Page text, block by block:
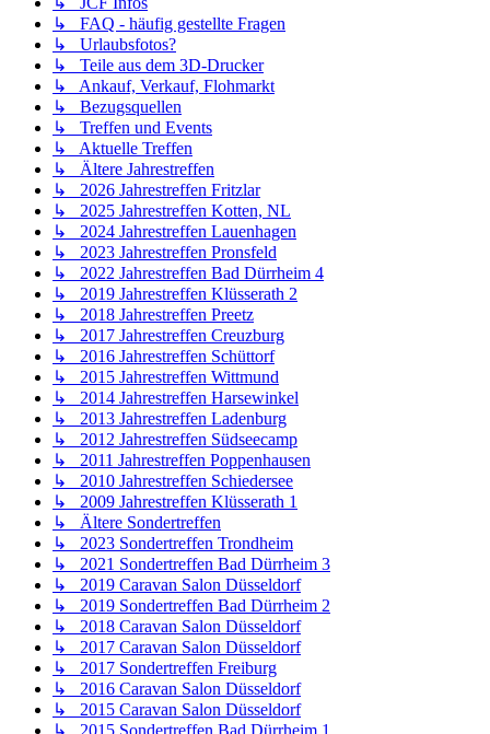
↳ FAQ - häufig gestellte Fragen
↳ Urlaubsfotos?
↳ Teile aus dem 3D-Drucker
↳ Ankauf, Verkauf, Flohmarkt
↳ Bezugsquellen
↳ Treffen und Events
↳ Aktuelle Treffen
↳ Ältere Jahrestreffen
↳ 2026 Jahrestreffen Fritzlar
↳ 2025 Jahrestreffen Kotten, NL
↳ 2024 Jahrestreffen Lauenhagen
↳ 2023 Jahrestreffen Pronsfeld
↳ 2022 Jahrestreffen Bad Dürrheim 4
↳ 2019 Jahrestreffen Klüsserath 2
↳ 2018 Jahrestreffen Preetz
↳ 2017 Jahrestreffen Creuzburg
↳ 2016 Jahrestreffen Schüttorf
↳ 2015 Jahrestreffen Wittmund
↳ 2014 Jahrestreffen Harsewinkel
↳ 2013 Jahrestreffen Ladenburg
↳ 2012 Jahrestreffen Südseecamp
↳ 2011 Jahrestreffen Poppenhausen
↳ 2010 Jahrestreffen Schiedersee
↳ 2009 Jahrestreffen Klüsserath 1
↳ Ältere Sondertreffen
↳ 2023 Sondertreffen Trondheim
↳ 2021 Sondertreffen Bad Dürrheim 3
↳ 2019 Caravan Salon Düsseldorf
↳ 2019 Sondertreffen Bad Dürrheim 2
↳ 2018 Caravan Salon Düsseldorf
↳ 2017 Caravan Salon Düsseldorf
↳ 2017 Sondertreffen Freiburg
↳ 2016 Caravan Salon Düsseldorf
↳ 2015 Caravan Salon Düsseldorf